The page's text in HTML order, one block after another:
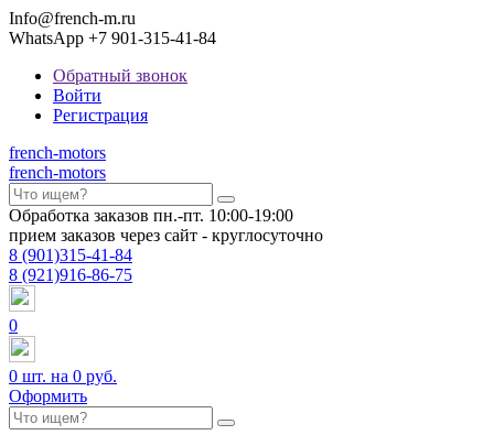
Info@french-m.ru
WhatsApp +7 901-315-41-84
Обратный звонок
Войти
Регистрация
french-motors
french-motors
Обработка заказов пн.-пт. 10:00-19:00
прием заказов через сайт - круглосуточно
8 (901)315-41-84
8 (921)916-86-75
0
0 шт. на 0 руб.
Оформить